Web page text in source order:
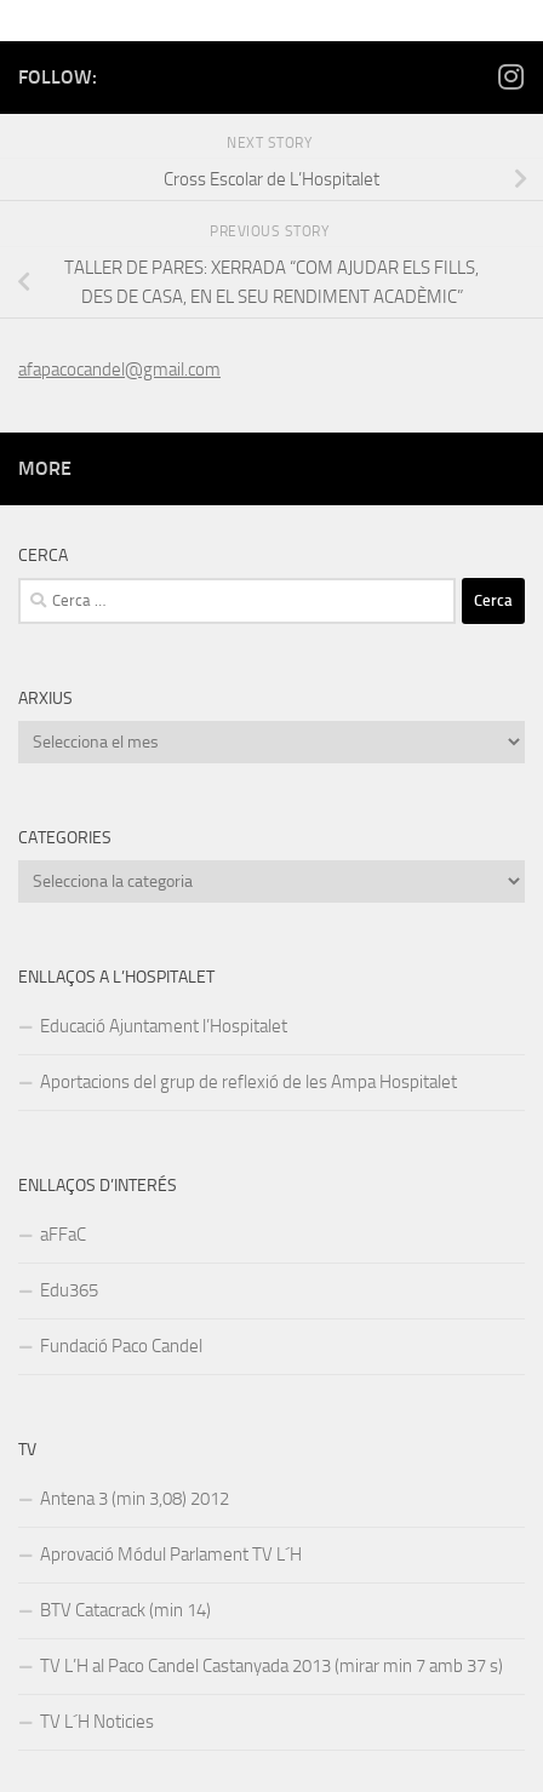
FOLLOW:
NEXT STORY
Cross Escolar de L’Hospitalet
PREVIOUS STORY
TALLER DE PARES: XERRADA “COM AJUDAR ELS FILLS,
DES DE CASA, EN EL SEU RENDIMENT ACADÈMIC”
afapacocandel@gmail.com
MORE
CERCA
Cerca:
ARXIUS
Arxius
CATEGORIES
Categories
ENLLAÇOS A L’HOSPITALET
Educació Ajuntament l’Hospitalet
Aportacions del grup de reflexió de les Ampa Hospitalet
ENLLAÇOS D’INTERÉS
aFFaC
Edu365
Fundació Paco Candel
TV
Antena 3 (min 3,08) 2012
Aprovació Módul Parlament TV L´H
BTV Catacrack (min 14)
TV L’H al Paco Candel Castanyada 2013 (mirar min 7 amb 37 s)
TV L´H Noticies